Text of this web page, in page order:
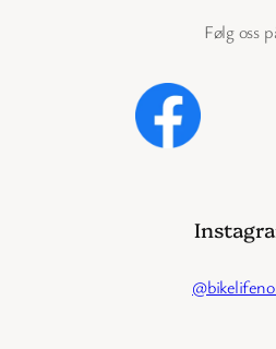
Følg oss